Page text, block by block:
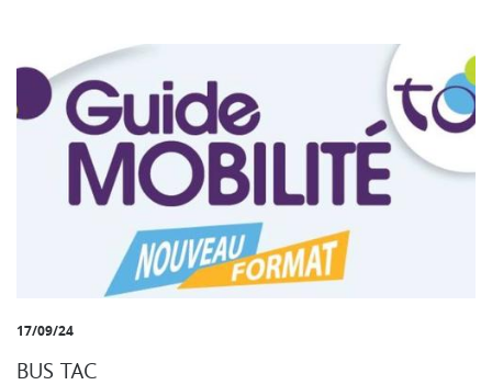
17/09/24
BUS TAC